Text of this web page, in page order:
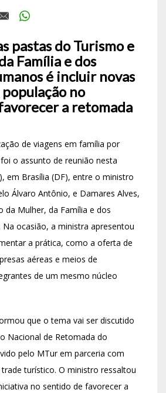
pastas do Turismo e
Família e dos
é incluir novas
no
a retomada
de viagens em família por
o assunto de reunião nesta
em Brasília (DF), entre o ministro
Álvaro Antônio, e Damares Alves,
da Mulher, da Família e dos
ocasião, a ministra apresentou
a prática, como a oferta de
aéreas e meios de
de um mesmo núcleo
que o tema vai ser discutido
Nacional de Retomada do
pelo MTur em parceria com
turístico. O ministro ressaltou
no sentido de favorecer a